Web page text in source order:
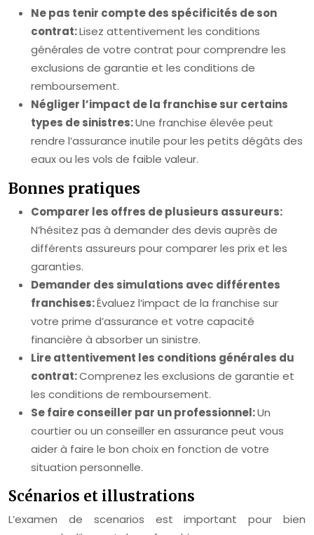
Ne pas tenir compte des spécificités de son
contrat:Lisez attentivement les conditions
générales de votre contrat pour comprendre les
exclusions de garantie et les conditions de
remboursement.
Négliger l’impact de la franchise sur certains
types de sinistres:Une franchise élevée peut
rendre l’assurance inutile pour les petits dégâts des
eaux ou les vols de faible valeur.
Bonnes pratiques
Comparer les offres de plusieurs assureurs:
N’hésitez pas à demander des devis auprès de
différents assureurs pour comparer les prix et les
garanties.
Demander des simulations avec différentes
franchises:Évaluez l’impact de la franchise sur
votre prime d’assurance et votre capacité
financière à absorber un sinistre.
Lire attentivement les conditions générales du
contrat:Comprenez les exclusions de garantie et
les conditions de remboursement.
Se faire conseiller par un professionnel:Un
courtier ou un conseiller en assurance peut vous
aider à faire le bon choix en fonction de votre
situation personnelle.
Scénarios et illustrations
L’examen de scenarios est important pour bien